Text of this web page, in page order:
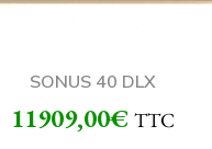
SONUS 40 DLX
11909,00€ TTC